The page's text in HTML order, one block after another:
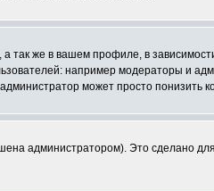
же в вашем профиле, в
например модераторы и
может просто понизить
администратором). Это сделано